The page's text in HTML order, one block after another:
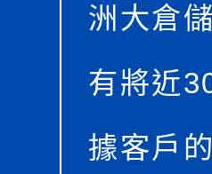
洲大倉
有將近
據客戶